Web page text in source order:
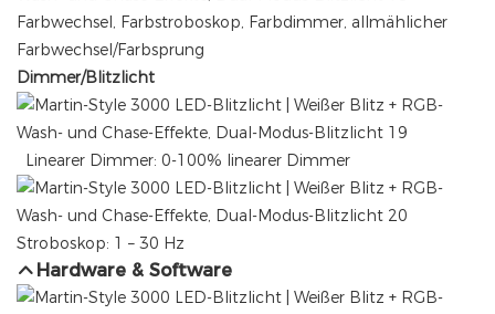
Farbwechsel, Farbstroboskop, Farbdimmer, allmählicher
Farbwechsel/Farbsprung
Dimmer/Blitzlicht
Linearer Dimmer: 0-100% linearer Dimmer
Stroboskop: 1 – 30 Hz
Hardware & Software